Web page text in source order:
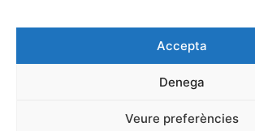
Accepta
Denega
Veure preferències
Privacitat Cookies
Protecció